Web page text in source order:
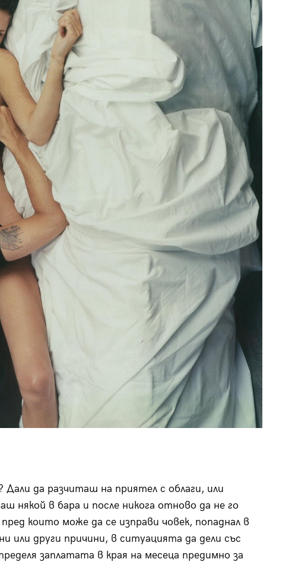
Дали да разчиташ на приятел с облаги, или
някой в бара и после никога отново да не го
които може да се изправи човек, попаднал в
други причини, в ситуацията да дели със
заплатата в края на месеца предимно за